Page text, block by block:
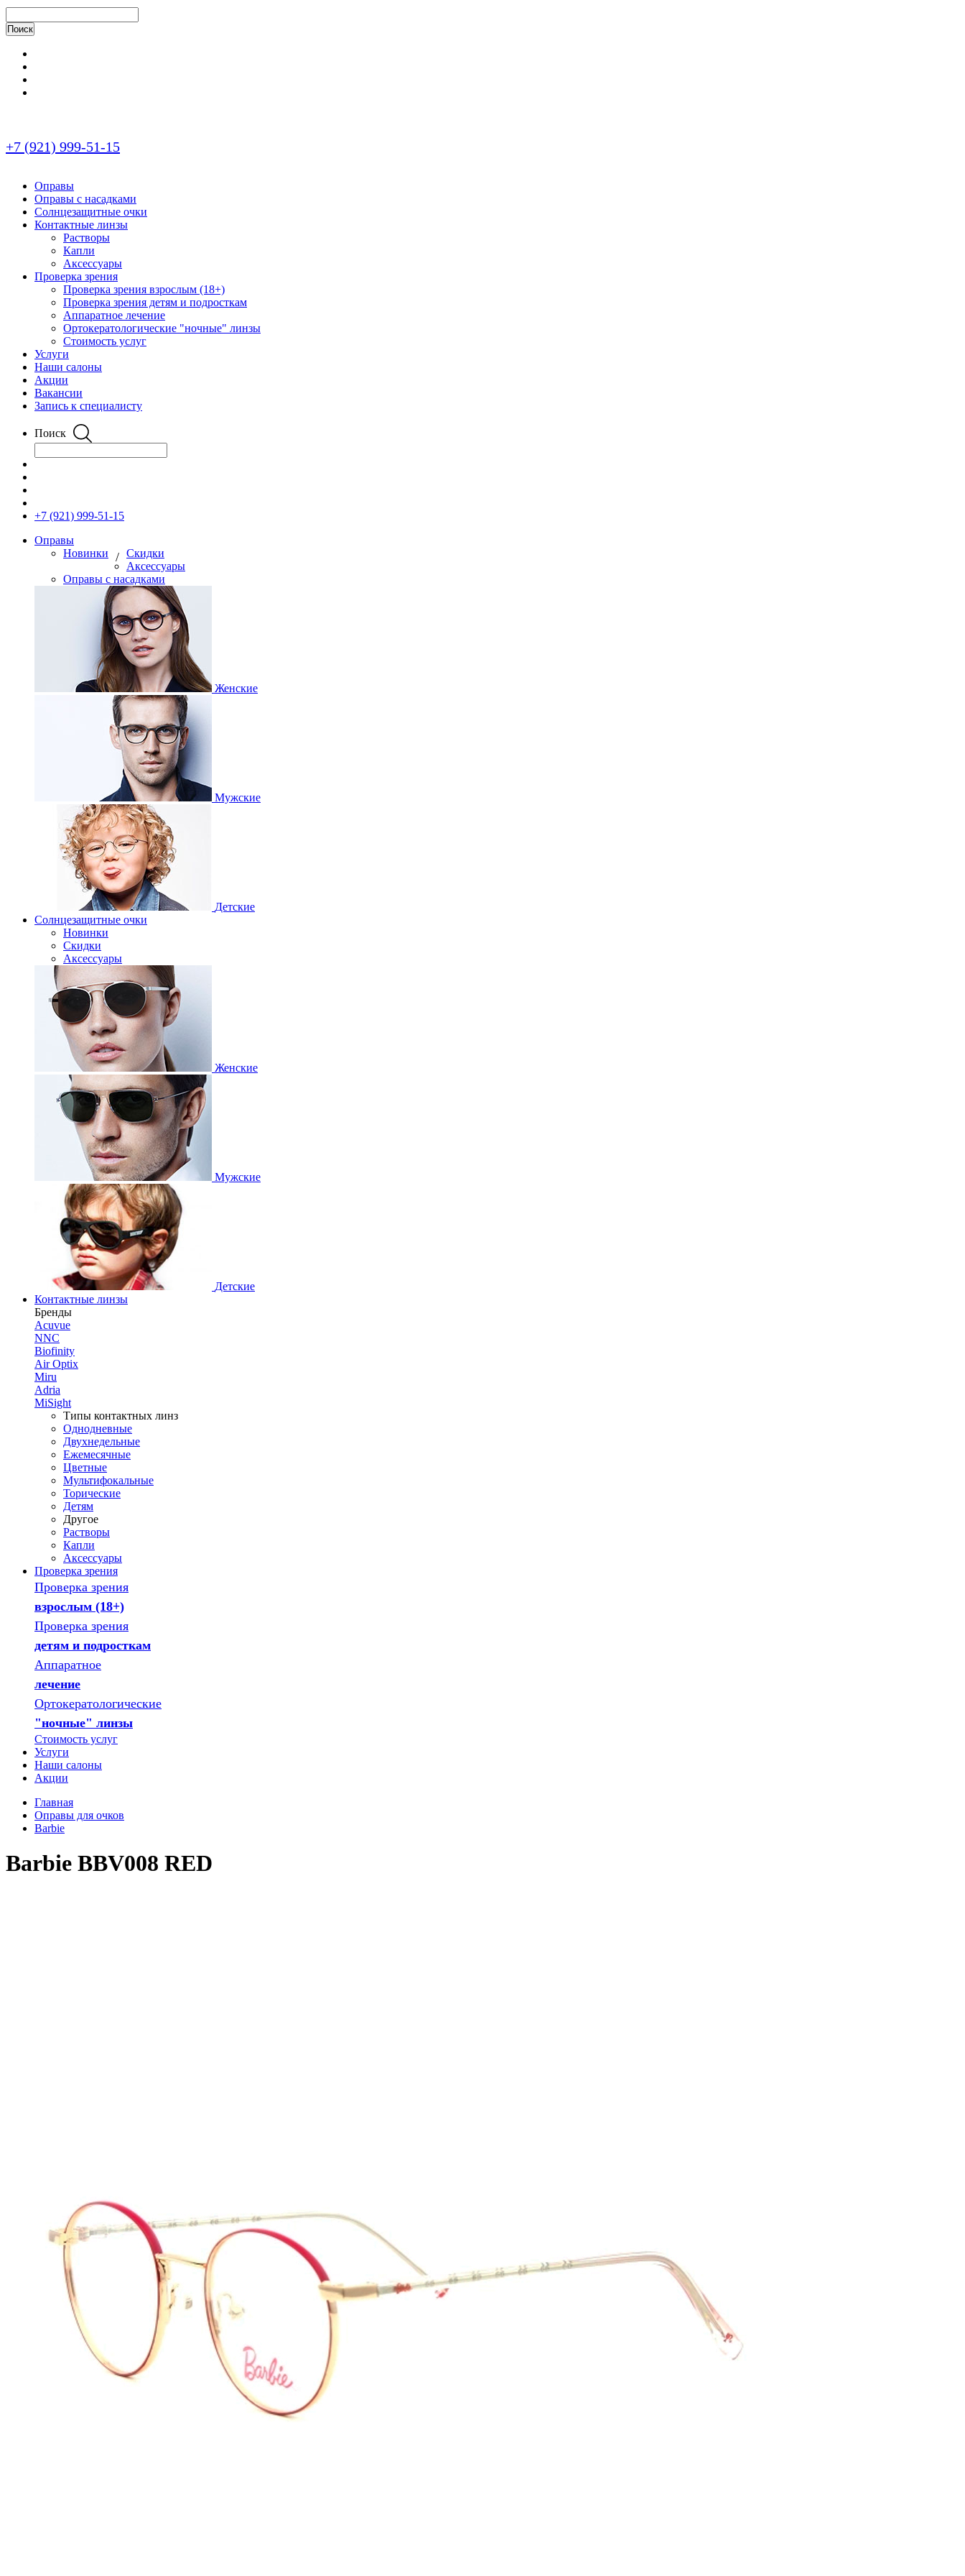
+7 (921) 999-51-15
Оправы
Оправы с насадками
Солнцезащитные очки
Контактные линзы
Растворы
Капли
Аксессуары
Проверка зрения
Проверка зрения взрослым (18+)
Проверка зрения детям и подросткам
Аппаратное лечение
Ортокератологические "ночные" линзы
Стоимость услуг
Услуги
Наши салоны
Акции
Вакансии
Запись к специалисту
Поиск
+7 (921) 999-51-15
Оправы
Новинки
/ Скидки
Аксессуары
Оправы с насадками
Женские
Мужские
Детские
Солнцезащитные очки
Новинки
Скидки
Аксессуары
Женские
Мужские
Детские
Контактные линзы
Бренды
Acuvue
NNC
Biofinity
Air Optix
Miru
Adria
MiSight
Типы контактных линз
Однодневные
Двухнедельные
Ежемесячные
Цветные
Мультифокальные
Торические
Детям
Другое
Растворы
Капли
Аксессуары
Проверка зрения
Проверка зрения
взрослым (18+)
Проверка зрения
детям и подросткам
Аппаратное
лечение
Ортокератологические
"ночные" линзы
Стоимость услуг
Услуги
Наши салоны
Акции
Главная
Оправы для очков
Barbie
Barbie BBV008 RED